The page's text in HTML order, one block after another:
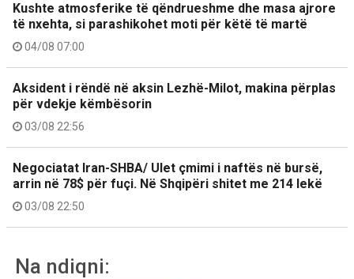
Kushte atmosferike të qëndrueshme dhe masa ajrore
të nxehta, si parashikohet moti për këtë të martë
04/08 07:00
Aksident i rëndë në aksin Lezhë-Milot, makina përplas
për vdekje këmbësorin
03/08 22:56
Negociatat Iran-SHBA/ Ulet çmimi i naftës në bursë,
arrin në 78$ për fuçi. Në Shqipëri shitet me 214 lekë
03/08 22:50
Na ndiqni: